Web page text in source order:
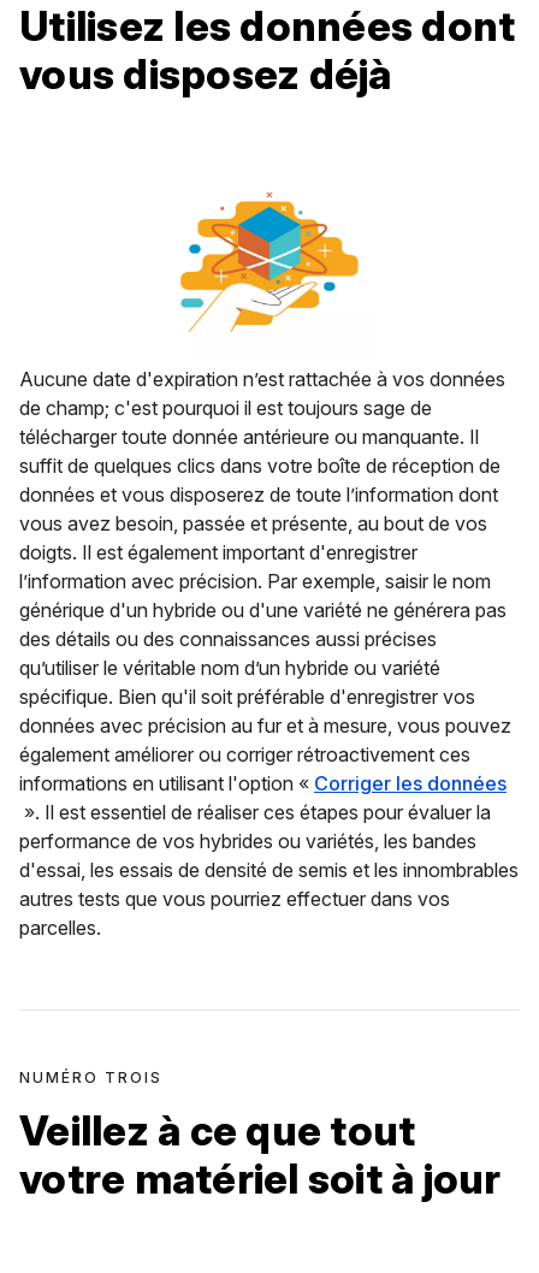
Utilisez les données dont
vous disposez déjà
Aucune date d'expiration n’est rattachée à vos données
de champ; c'est pourquoi il est toujours sage de
télécharger toute donnée antérieure ou manquante. Il
suffit de quelques clics dans votre boîte de réception de
données et vous disposerez de toute l’information dont
vous avez besoin, passée et présente, au bout de vos
doigts. Il est également important d'enregistrer
l’information avec précision. Par exemple, saisir le nom
générique d'un hybride ou d'une variété ne générera pas
des détails ou des connaissances aussi précises
qu’utiliser le véritable nom d’un hybride ou variété
spécifique. Bien qu'il soit préférable d'enregistrer vos
données avec précision au fur et à mesure, vous pouvez
également améliorer ou corriger rétroactivement ces
informations en utilisant l'option « Corriger les données
». Il est essentiel de réaliser ces étapes pour évaluer la
performance de vos hybrides ou variétés, les bandes
d'essai, les essais de densité de semis et les innombrables
autres tests que vous pourriez effectuer dans vos
parcelles.
NUMÉRO TROIS
Veillez à ce que tout
votre matériel soit à jour